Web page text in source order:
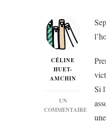
CÉLINE
HUET-
AMCHIN
UN
COMMENTAIRE
Si